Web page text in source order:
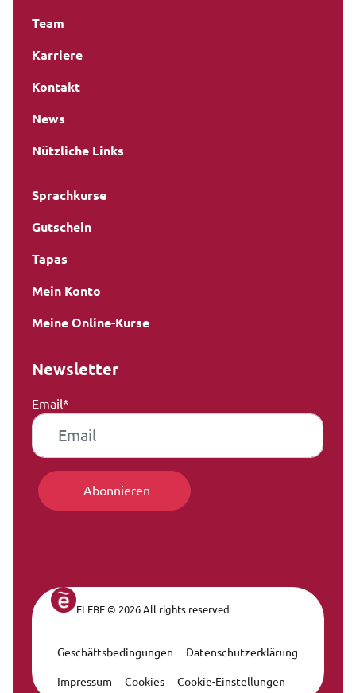
Team
Karriere
Kontakt
News
Nützliche Links
Sprachkurse
Gutschein
Tapas
Mein Konto
Meine Online-Kurse
Newsletter
Email*
ELEBE © 2026 All rights reserved
Geschäftsbedingungen Datenschutzerklärung
Impressum Cookies Cookie-Einstellungen